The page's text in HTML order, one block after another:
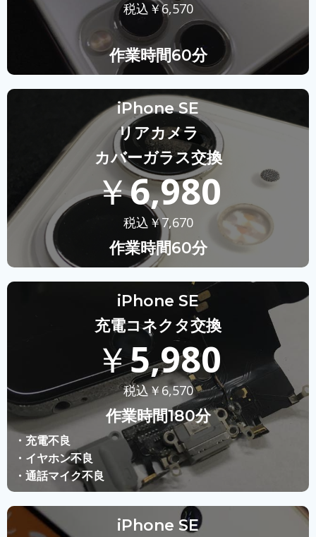
税込￥6,570
作業時間60分
iPhone SE
リアカメラ
カバーガラス交換
￥6,980
税込￥7,670
作業時間60分
iPhone SE
充電コネクタ交換
￥5,980
税込￥6,570
作業時間180分
・充電不良
・イヤホン不良
・通話マイク不良
iPhone SE